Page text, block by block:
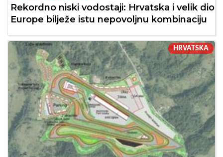
Rekordno niski vodostaji: Hrvatska i velik dio
Europe bilježe istu nepovoljnu kombinaciju
HRVATSKA